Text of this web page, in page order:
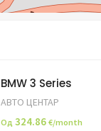
BMW 3 Series
АВТО ЦЕНТАР
Од 324.86 €/month